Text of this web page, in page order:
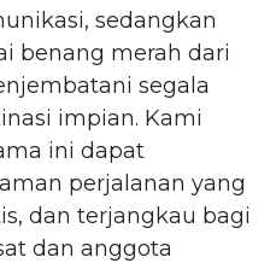
sedangkan
benang merah dari
segala
impian. Kami
ini dapat
perjalanan yang
dan terjangkau bagi
dan anggota